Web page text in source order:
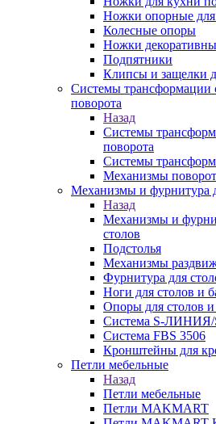
Ножки опорные для
Колесные опоры
Ножки
Подпятники
Клипсы и защелки
Системы трансформации
поворота
Назад
Системы
поворота
Системы
Механизмы
Механизмы и фурнитура
Назад
Механизмы и
столов
Подстолья
Механизмы
Фурнитура для
Ноги для столов и
Опоры для столов
Система S-ЛИНИЯ/
Система FBS 3506
Кронштейны для
Петли мебельные
Назад
Петли мебельные
Петли MAKMART